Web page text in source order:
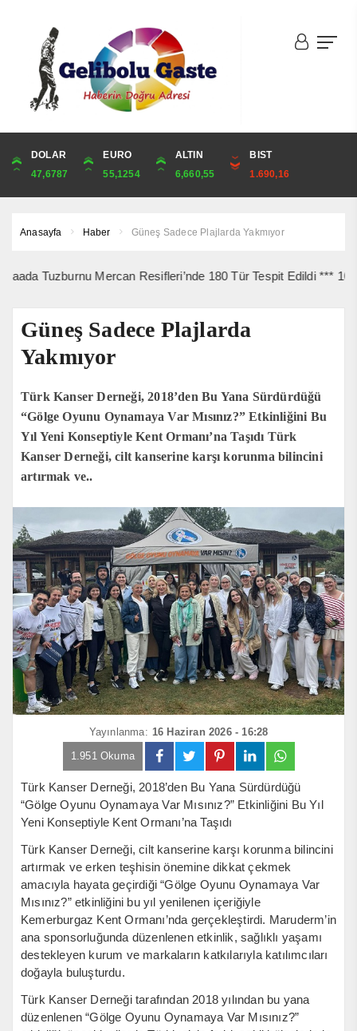
DOLAR
47,6787
EURO
55,1254
ALTIN
6,660,55
BIST
1.690,16
ONS
4,341,81
ALTIN
6,660,55
ÇEYREK
10,889,99
CUMHURİYET
44,750,00
Anasayfa Haber Güneş Sadece Plajlarda Yakmıyor
Mercan Resifleri’nde 180 Tür Tespit Edildi *** 10
Güneş Sadece Plajlarda
Yakmıyor
Türk Kanser Derneği, 2018’den Bu Yana Sürdürdüğü
“Gölge Oyunu Oynamaya Var Mısınız?” Etkinliğini Bu
Yıl Yeni Konseptiyle Kent Ormanı’na Taşıdı Türk
Kanser Derneği, cilt kanserine karşı korunma bilincini
artırmak ve..
Yayınlanma: 16 Haziran 2026 - 16:28
1.951 Okuma
Türk Kanser Derneği, 2018’den Bu Yana Sürdürdüğü
“Gölge Oyunu Oynamaya Var Mısınız?” Etkinliğini Bu Yıl
Yeni Konseptiyle Kent Ormanı’na Taşıdı
Türk Kanser Derneği, cilt kanserine karşı korunma bilincini
artırmak ve erken teşhisin önemine dikkat çekmek
amacıyla hayata geçirdiği “Gölge Oyunu Oynamaya Var
Mısınız?” etkinliğini bu yıl yenilenen içeriğiyle
Kemerburgaz Kent Ormanı’nda gerçekleştirdi. Maruderm’in
ana sponsorluğunda düzenlenen etkinlik, sağlıklı yaşamı
destekleyen kurum ve markaların katkılarıyla katılımcıları
doğayla buluşturdu.
Türk Kanser Derneği tarafından 2018 yılından bu yana
düzenlenen “Gölge Oyunu Oynamaya Var Mısınız?”